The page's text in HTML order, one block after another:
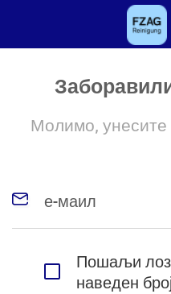
Preskoči na glavni sadržaj
Молимо, унесите
е-маил
Пошаљи
наведен